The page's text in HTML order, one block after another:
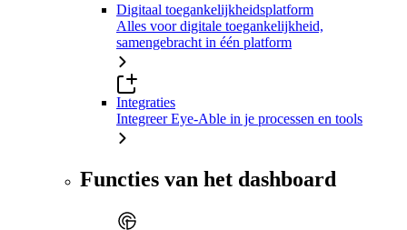
Digitaal toegankelijkheidsplatform
Alles voor digitale toegankelijkheid,
samengebracht in één platform
Integraties
Integreer Eye-Able in je processen en tools
Functies van het dashboard